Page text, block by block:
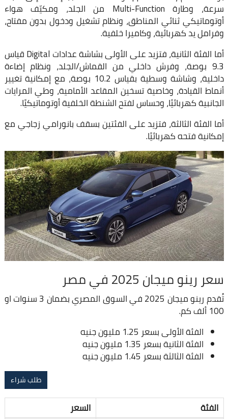
سرعة، وطارة Multi-Function من الجلد، ومكيّف هواء
أوتوماتيكي ثنائي المناطق، ونظام تشغيل ودخول بدون مفتاح،
وفرامل يد كهربائية، وكاميرا خلفية.
أما الفئة الثانية، فتزيد على الأولى بشاشة عدادات Digital قياس
9.3 بوصة، وفرش داخلي من القماش/الجلد، ونظام إضاءة
داخلية، وشاشة وسطية بقياس 10.2 بوصة، مع إمكانية تغيير
أنماط القيادة، وخاصية تسخين المقاعد الأمامية، وطي المرايات
الجانبية كهربائيًا، وحساس لفتح الشنطة الخلفية أوتوماتيكيًا.
أما الفئة الثالثة، فتزيد على الفئتين بسقف بانورامي زجاجي مع
إمكانية فتحه كهربائيًا.
سعر رينو ميجان 2025 في مصر
تُقدم رينو ميجان 2025 في السوق المصري بضمان 3 سنوات او
100 ألف كم.
الفئة الأولى بسعر 1.25 مليون جنيه
الفئة الثانية بسعر 1.35 مليون جنيه
الفئة الثالثة بسعر 1.45 مليون جنيه
طلب شراء
الفئة
السعر